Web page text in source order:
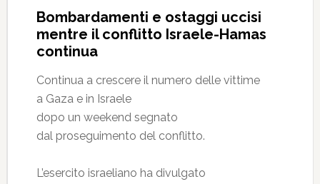
Bombardamenti e ostaggi uccisi
mentre il conflitto Israele-Hamas
continua
Continua a crescere il numero delle vittime
a Gaza e in Israele
dopo un weekend segnato
dal proseguimento del conflitto.
L’esercito israeliano ha divulgato